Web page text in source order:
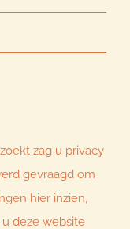
zag u privacy
gevraagd om
hier inzien,
deze website